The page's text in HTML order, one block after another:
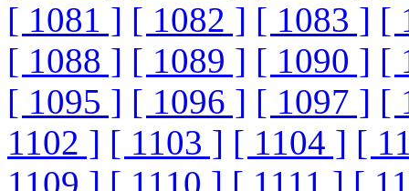
[ 1081 ] [ 1082 ] [ 1083 ] [
[ 1088 ] [ 1089 ] [ 1090 ] [
[ 1095 ] [ 1096 ] [ 1097 ] [
1102 ] [ 1103 ] [ 1104 ] [